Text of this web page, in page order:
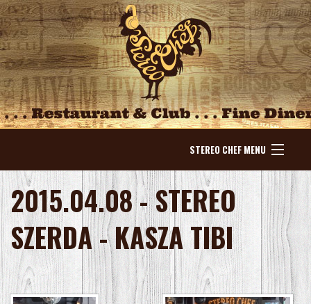
STEREO CHEF MENU
NYITÓLAP
HÍREK
ESEMÉNYEK
KÍNÁLAT
2015.04.08 - STEREO
SZERDA - KASZA TIBI